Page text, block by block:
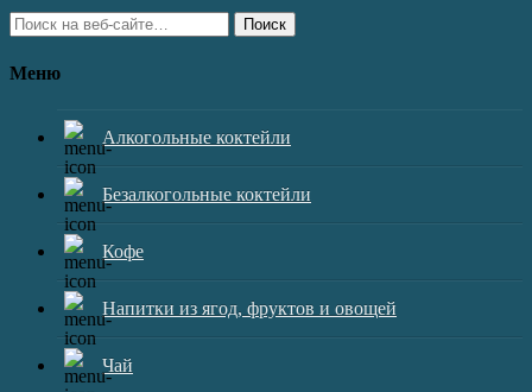
Поиск
Меню
Алкогольные коктейли
Безалкогольные коктейли
Кофе
Напитки из ягод, фруктов и овощей
Чай